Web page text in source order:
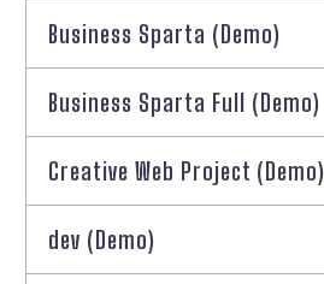
Business Sparta (Demo)
Business Sparta Full (Demo)
Creative Web Project (Demo)
dev (Demo)